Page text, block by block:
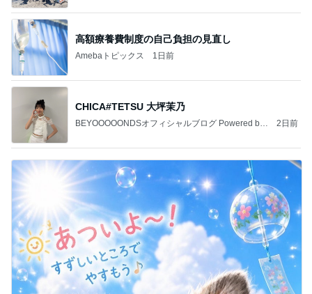
高額療養費制度の自己負担の見直し
Amebaトピックス 1日前
CHICA#TETSU 大坪茉乃
BEYOOOOONDSオフィシャルブログ Powered by
2日前